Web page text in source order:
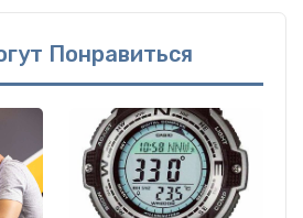
Понравиться